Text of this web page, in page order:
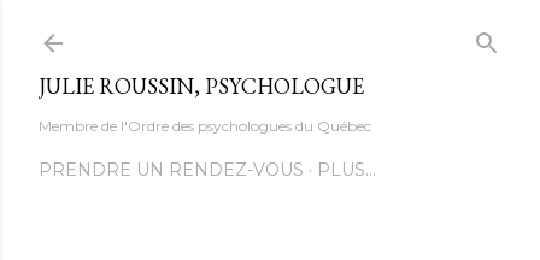
JULIE ROUSSIN, PSYCHOLOGUE
Membre de l'Ordre des psychologues du Québec
PRENDRE UN RENDEZ-VOUS PLUS…